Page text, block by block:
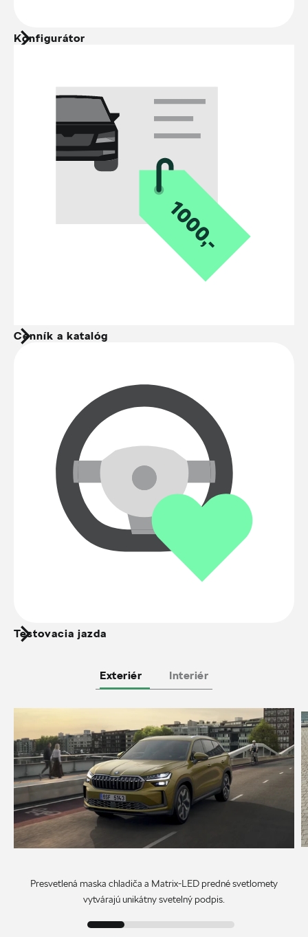
Konfigurátor
Cenník a katalóg
Testovacia jazda
Exteriér Interiér
Presvetlená maska chladiča a Matrix-LED predné svetlomety
vytvárajú unikátny svetelný podpis.